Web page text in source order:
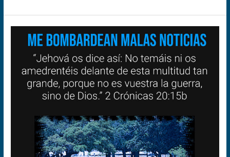
disparen
cañones
nomás